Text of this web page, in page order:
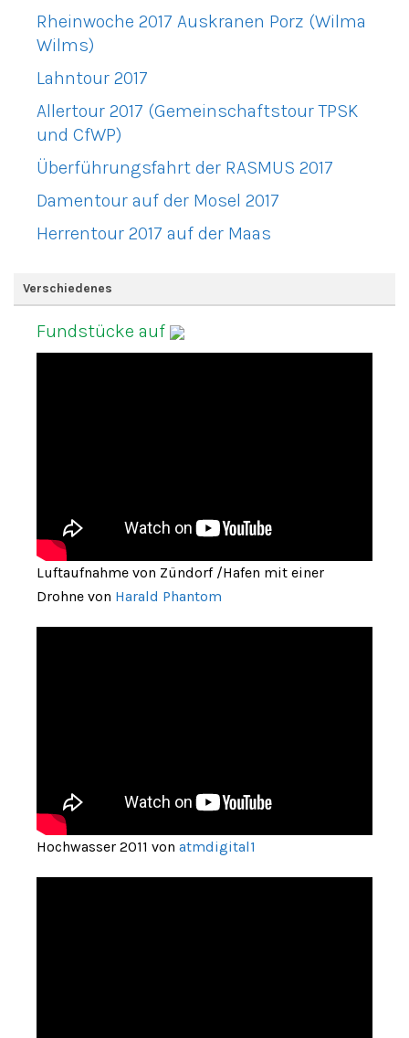
Rheinwoche 2017 Auskranen Porz (Wilma
Wilms)
Lahntour 2017
Allertour 2017 (Gemeinschaftstour TPSK
und CfWP)
Überführungsfahrt der RASMUS 2017
Damentour auf der Mosel 2017
Herrentour 2017 auf der Maas
Verschiedenes
Fundstücke auf
Luftaufnahme von Zündorf /Hafen mit einer
Drohne von Harald Phantom
Hochwasser 2011 von atmdigital1